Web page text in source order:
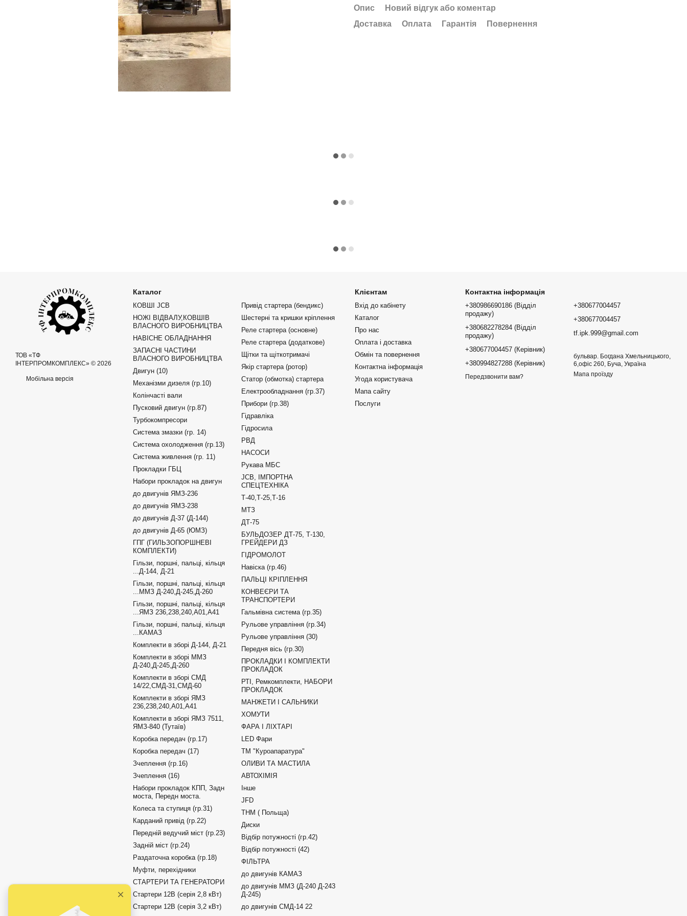
Опис
Новий відгук або коментар
Доставка
Оплата Гарантія Повернення
ТОВ «ТФ
ІНТЕРПРОМКОМПЛЕКС» © 2026
Мобільна версія
Каталог
КОВШІ JCB
НОЖІ ВІДВАЛУ,КОВШІВ
ВЛАСНОГО ВИРОБНИЦТВА
НАВІСНЕ ОБЛАДНАННЯ
ЗАПАСНІ ЧАСТИНИ
ВЛАСНОГО ВИРОБНИЦТВА
Двигун (10)
Механізми дизеля (гр.10)
Колінчасті вали
Пусковий двигун (гр.87)
Турбокомпресори
Система змазки (гр. 14)
Система охолодження (гр.13)
Система живлення (гр. 11)
Прокладки ГБЦ
Набори прокладок на двигун
до двигунів ЯМЗ-236
до двигунів ЯМЗ-238
до двигунів Д-37 (Д-144)
до двигунів Д-65 (ЮМЗ)
ГПГ (ГИЛЬЗОПОРШНЕВІ
КОМПЛЕКТИ)
Гільзи, поршні, пальці, кільця
...Д-144, Д-21
Гільзи, поршні, пальці, кільця
...ММЗ Д-240,Д-245,Д-260
Гільзи, поршні, пальці, кільця
...ЯМЗ 236,238,240,А01,А41
Гільзи, поршні, пальці, кільця
...КАМАЗ
Комплекти в зборі Д-144, Д-21
Комплекти в зборі ММЗ
Д-240,Д-245,Д-260
Комплекти в зборі СМД
14/22,СМД-31,СМД-60
Комплекти в зборі ЯМЗ
236,238,240,А01,А41
Комплекти в зборі ЯМЗ 7511,
ЯМЗ-840 (Тутаїв)
Коробка передач (гр.17)
Коробка передач (17)
Зчеплення (гр.16)
Зчеплення (16)
Набори прокладок КПП, Задн
моста, Передн моста.
Колеса та ступиця (гр.31)
Карданий привід (гр.22)
Передній ведучий міст (гр.23)
Задній міст (гр.24)
Раздаточна коробка (гр.18)
Муфти, перехідники
СТАРТЕРИ ТА ГЕНЕРАТОРИ
Стартери 12В (серія 2,8 кВт)
Стартери 12В (серія 3,2 кВт)
Привід стартера (бендикс)
Шестерні та кришки кріплення
Реле стартера (основне)
Реле стартера (додаткове)
Щітки та щіткотримачі
Якір стартера (ротор)
Статор (обмотка) стартера
Електрообладнання (гр.37)
Прибори (гр.38)
Гідравліка
Гідросила
РВД
НАСОСИ
Рукава МБС
JCB, ІМПОРТНА
СПЕЦТЕХНІКА
Т-40,Т-25,Т-16
МТЗ
ДТ-75
БУЛЬДОЗЕР ДТ-75, Т-130,
ГРЕЙДЕРИ ДЗ
ГІДРОМОЛОТ
Навіска (гр.46)
ПАЛЬЦІ КРІПЛЕННЯ
КОНВЕЄРИ ТА
ТРАНСПОРТЕРИ
Гальмівна система (гр.35)
Рульове управління (гр.34)
Рульове управління (30)
Передня вісь (гр.30)
ПРОКЛАДКИ І КОМПЛЕКТИ
ПРОКЛАДОК
РТІ, Ремкомплекти, НАБОРИ
ПРОКЛАДОК
МАНЖЕТИ І САЛЬНИКИ
ХОМУТИ
ФАРА І ЛІХТАРІ
LED Фари
ТМ "Куроапаратура"
ОЛИВИ ТА МАСТИЛА
АВТОХІМІЯ
Інше
JFD
ТНМ ( Польща)
Диски
Відбір потужності (гр.42)
Відбір потужності (42)
ФІЛЬТРА
до двигунів КАМАЗ
до двигунів ММЗ (Д-240 Д-243
Д-245)
до двигунів СМД-14 22
Клієнтам
Вхід до кабінету
Каталог
Про нас
Оплата і доставка
Обмін та повернення
Контактна інформація
Угода користувача
Мапа сайту
Послуги
Контактна інформація
+380986690186 (Відділ
продажу)
+380682278284 (Відділ
продажу)
+380677004457 (Керівник)
+380994827288 (Керівник)
Передзвонити вам?
+380677004457
+380677004457
tf.ipk.999@gmail.com
бульвар. Богдана Хмельницького,
6,офіс 260, Буча, Україна
Мапа проїзду